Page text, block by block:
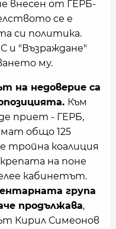
внесен от ГЕРБ-
се е
си политика.
и "Възраждане"
му.
на недоверие са
Към
приет - ГЕРБ,
общо 125
тройна коалиция
на поне
кабинетът.
група
продължава,
Кирил Симеонов